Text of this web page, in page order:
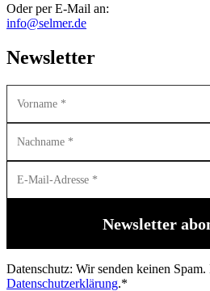
Oder per E-Mail an:
info@selmer.de
Newsletter
Datenschutz: Wir senden keinen
Datenschutzerklärung.*